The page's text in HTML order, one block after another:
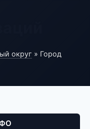
округ » Город